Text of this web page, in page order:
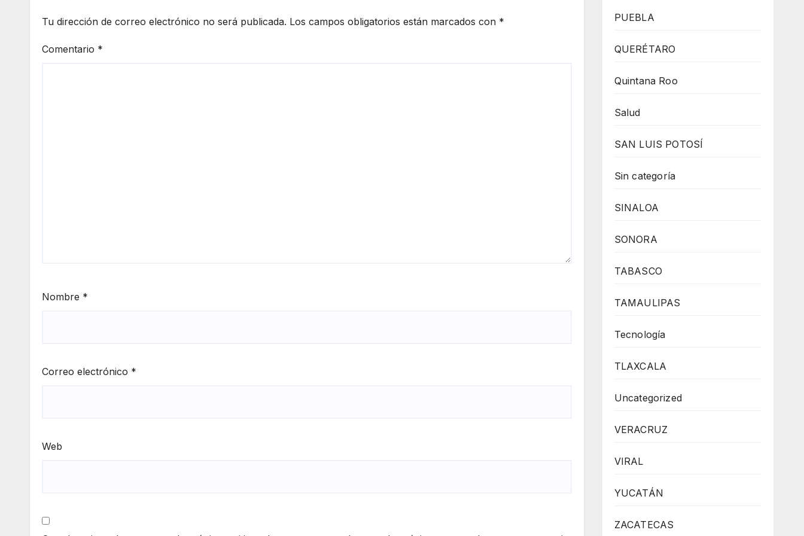
Tu dirección de correo electrónico no será publicada. Los campos obligatorios están marcados con *
Comentario *
Nombre *
Correo electrónico *
Web
PUEBLA
QUERÉTARO
Quintana Roo
Salud
SAN LUIS POTOSÍ
Sin categoría
SINALOA
SONORA
TABASCO
TAMAULIPAS
Tecnología
TLAXCALA
Uncategorized
VERACRUZ
VIRAL
YUCATÁN
ZACATECAS